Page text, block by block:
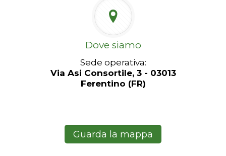
Dove siamo
Sede operativa:
Via Asi Consortile, 3 - 03013
Ferentino (FR)
Guarda la mappa